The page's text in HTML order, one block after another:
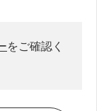
をご確認く